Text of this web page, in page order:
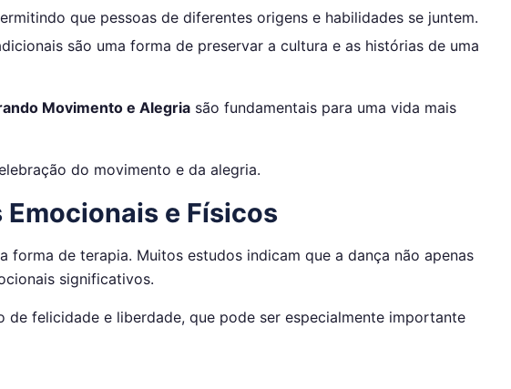
que pessoas de diferentes origens e habilidades se juntem.
são uma forma de preservar a cultura e as histórias de uma
Movimento e Alegria são fundamentais para uma vida mais
do movimento e da alegria.
e Físicos
de terapia. Muitos estudos indicam que a dança não apenas
significativos.
de felicidade e liberdade, que pode ser especialmente importante